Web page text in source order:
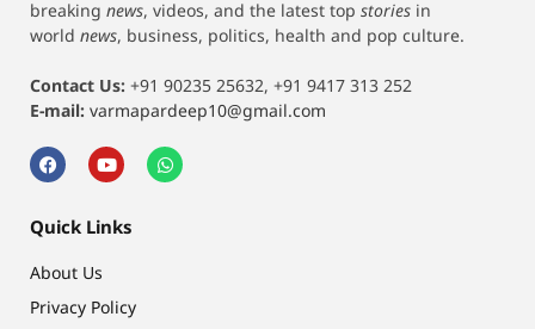
breaking news, videos, and the latest top stories in
world news, business, politics, health and pop culture.
Contact Us: +91 90235 25632, +91 9417 313 252
E-mail: varmapardeep10@gmail.com
Quick Links
About Us
Privacy Policy